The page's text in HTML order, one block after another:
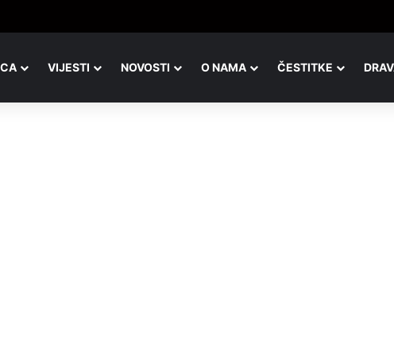
tradicionalni malonogometni kvartovski turnir u Đurđevcu
VIJESTI NOVOSTI O NAMA ČESTITKE